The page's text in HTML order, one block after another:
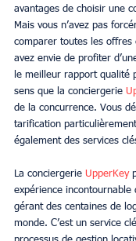
avantages de choisir une
Mais vous n’avez pas
comparer toutes les offres
avez envie de profiter
le meilleur rapport qualité
sens que la conciergerie
de la concurrence. Vous
tarification
également des services
La conciergerie UpperKey
expérience incontournable
gérant des centaines de
monde. C’est un service